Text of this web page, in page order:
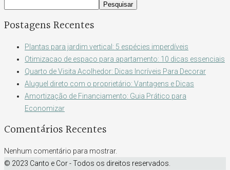
Pesquisar
Postagens Recentes
Plantas para jardim vertical: 5 espécies imperdíveis
Otimizacao de espaco para apartamento: 10 dicas essenciais
Quarto de Visita Acolhedor: Dicas Incríveis Para Decorar
Aluguel direto com o proprietário: Vantagens e Dicas
Amortização de Financiamento: Guia Prático para
Economizar
Comentários Recentes
Nenhum comentário para mostrar.
© 2023 Canto e Cor - Todos os direitos reservados.